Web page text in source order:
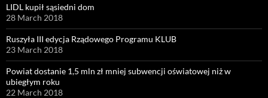
LIDL kupił sąsiedni dom
28 March 2018
Ruszyła III edycja Rządowego Programu KLUB
23 March 2018
Powiat dostanie 1,5 mln zł mniej subwencji oświatowej niż w
ubiegłym roku
22 March 2018